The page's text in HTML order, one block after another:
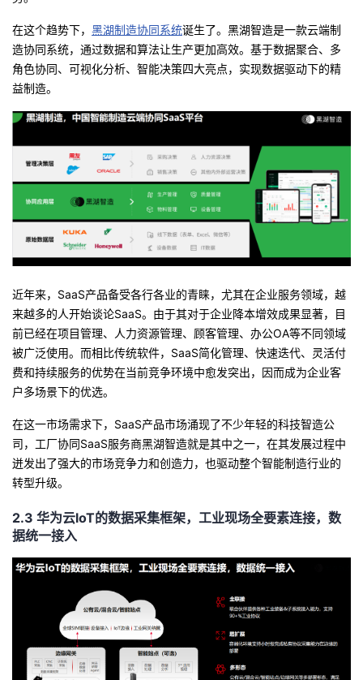
在这个趋势下， 黑湖制造协同系统诞生了。黑湖智造是一款云端制
造协同系统，通过数据和算法让生产更加高效。基于数据聚合、多
角色协同、可视化分析、智能决策四大亮点，实现数据驱动下的精
益制造。
近年来， SaaS产品备受各行各业的青睐，尤其在企业服务领域，越
来越多的人开始谈论SaaS。由于其对于企业降本增效成果显著，目
前已经在项目管理、人力资源管理、顾客管理、办公OA等不同领域
被广泛使用。而相比传统软件， SaaS简化管理、快速迭代、灵活付
费和持续服务的优势在当前竞争环境中愈发突出，因而成为企业客
户多场景下的优选。
在这一市场需求下， SaaS产品市场涌现了不少年轻的科技智造公
司，工厂协同SaaS服务商黑湖智造就是其中之一，在其发展过程中
迸发出了强大的市场竞争力和创造力，也驱动整个智能制造行业的
转型升级。
2.3 华为云loT的数据采集框架，工业现场全要素连接，数
据统一接入